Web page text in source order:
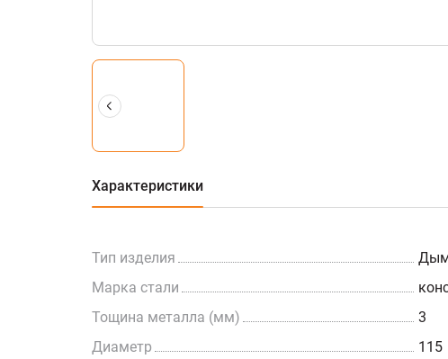
Характеристики
Тип изделия
Марка стали
Тощина металла (мм)
3
Диаметр
115